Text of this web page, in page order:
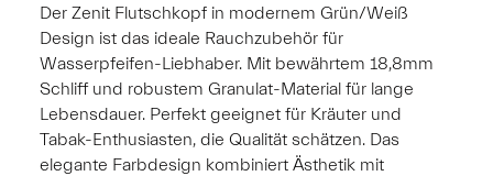
Der Zenit Flutschkopf in modernem Grün/Weiß
Design ist das ideale Rauchzubehör für
Wasserpfeifen-Liebhaber. Mit bewährtem 18,8mm
Schliff und robustem Granulat-Material für lange
Lebensdauer. Perfekt geeignet für Kräuter und
Tabak-Enthusiasten, die Qualität schätzen. Das
elegante Farbdesign kombiniert Ästhetik mit